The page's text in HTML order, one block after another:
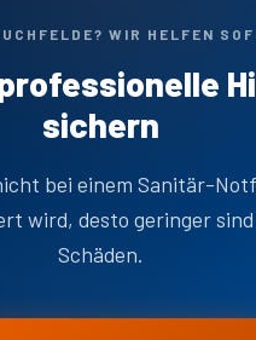
WIR HELFEN
sichern
bei einem Sanitär-
wird, desto geringer
Schäden.